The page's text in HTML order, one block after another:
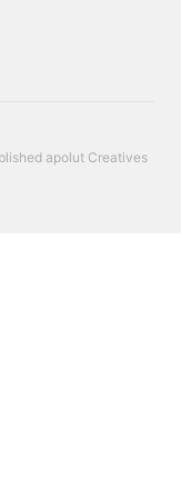
apolut Creatives